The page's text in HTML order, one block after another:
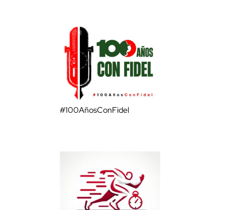
#100AñosConFidel